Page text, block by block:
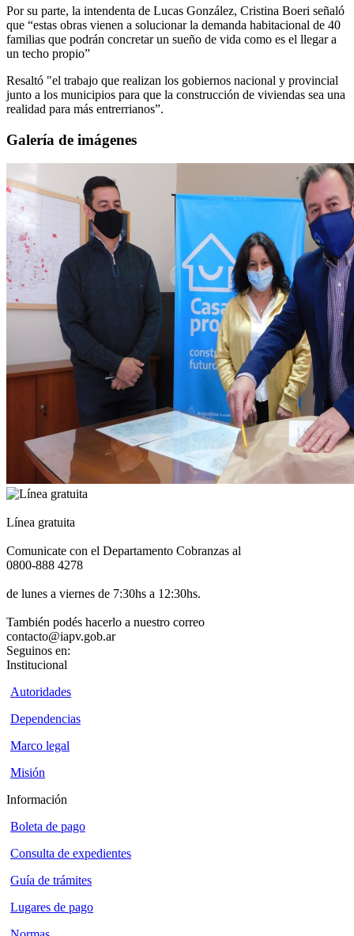
Por su parte, la intendenta de Lucas González, Cristina Boeri señaló
que “estas obras vienen a solucionar la demanda habitacional de 40
familias que podrán concretar un sueño de vida como es el llegar a
un techo propio”
Resaltó "el trabajo que realizan los gobiernos nacional y provincial
junto a los municipios para que la construcción de viviendas sea una
realidad para más entrerrianos”.
Galería de imágenes
Línea gratuita
Comunicate con el Departamento Cobranzas al
0800-888 4278
de lunes a viernes de 7:30hs a 12:30hs.
También podés hacerlo a nuestro correo
contacto@iapv.gob.ar
Seguinos en:
Institucional
Autoridades
Dependencias
Marco legal
Misión
Información
Boleta de pago
Consulta de expedientes
Guía de trámites
Lugares de pago